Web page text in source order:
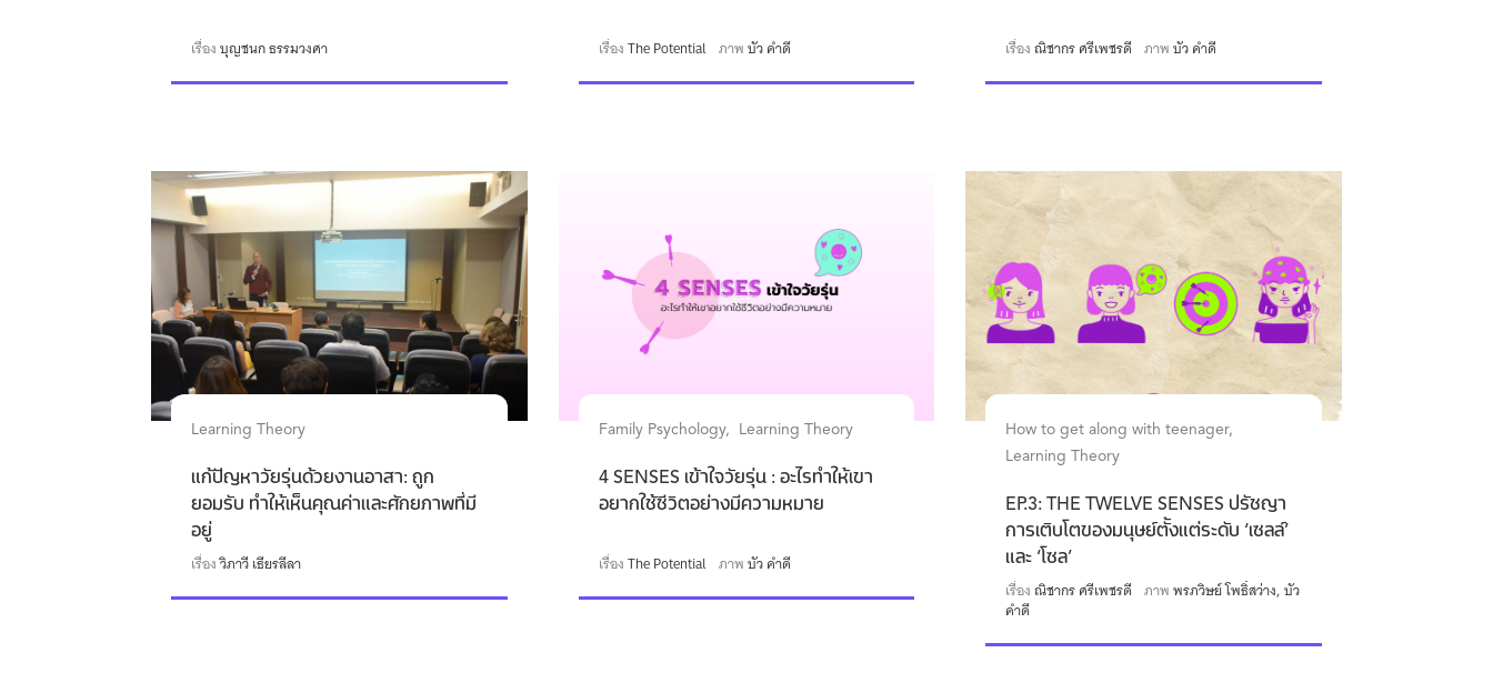
เรื่องบุญชนก ธรรมวงศา เรื่องThe Potential ภาพบัว คำดี เรื่องณิชากร ศรีเพชรดี ภาพบัว คำดี
Learning Theory
แก้ปัญหาวัยรุ่นด้วยงานอาสา: ถูก
ยอมรับ ทำให้เห็นคุณค่าและศักยภาพที่มี
อยู่
เรื่องวิภาวี เธียรลีลา
Family Psychology Learning Theory
4 SENSES เข้าใจวัยรุ่น : อะไรทำให้เขา
อยากใช้ชีวิตอย่างมีความหมาย
เรื่องThe Potential ภาพบัว คำดี
How to get along with teenager
Learning Theory
EP.3: THE TWELVE SENSES ปรัชญา
การเติบโตของมนุษย์ตั้งแต่ระดับ ‘เซลล์’
และ ‘โซล’
เรื่องณิชากร ศรีเพชรดี ภาพพรภวิษย์ โพธิ์สว่าง บัว
คำดี